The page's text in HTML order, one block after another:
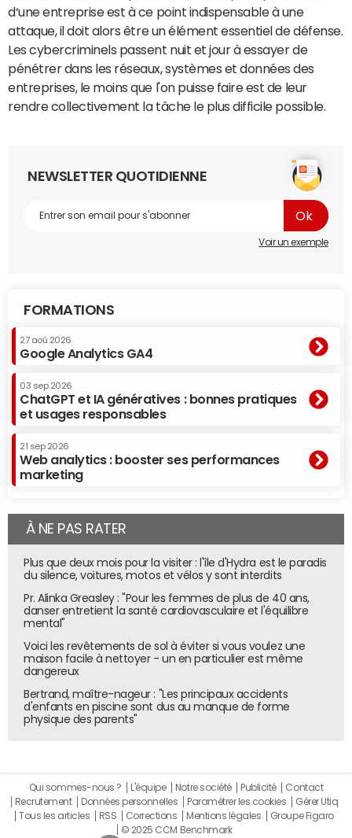
d‘une entreprise est à ce point indispensable à une
attaque, il doit alors être un élément essentiel de défense.
Les cybercriminels passent nuit et jour à essayer de
pénétrer dans les réseaux, systèmes et données des
entreprises, le moins que l'on puisse faire est de leur
rendre collectivement la tâche le plus difficile possible.
NEWSLETTER QUOTIDIENNE
Voir un exemple
FORMATIONS
27 aoû 2026
Google Analytics GA4
03 sep 2026
ChatGPT et IA génératives : bonnes pratiques
et usages responsables
21 sep 2026
Web analytics : booster ses performances
marketing
À NE PAS RATER
Plus que deux mois pour la visiter : l'île d'Hydra est le paradis
du silence, voitures, motos et vélos y sont interdits
Pr. Alinka Greasley : "Pour les femmes de plus de 40 ans,
danser entretient la santé cardiovasculaire et l'équilibre
mental"
Voici les revêtements de sol à éviter si vous voulez une
maison facile à nettoyer - un en particulier est même
dangereux
Bertrand, maître-nageur : "Les principaux accidents
d'enfants en piscine sont dus au manque de forme
physique des parents"
Qui sommes-nous ? L'équipe Notre société Publicité
Contact
Recrutement
Données personnelles Paramétrer les cookies
Gérer Utiq
Tous les articles
RSS Corrections Mentions légales
Groupe Figaro
© 2025 CCM Benchmark